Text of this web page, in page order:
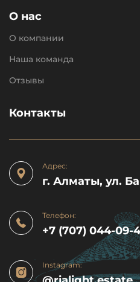
О нас
О компании
Наша команда
Отзывы
Контакты
Адрес:
г. Алматы, ул.
Телефон:
+7 (707) 044-09-
Instagram: